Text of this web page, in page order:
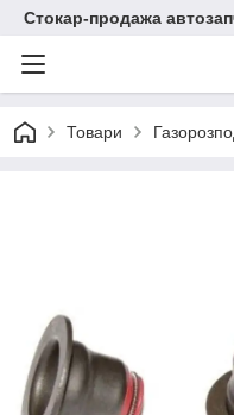
Стокар-продажа
Товари